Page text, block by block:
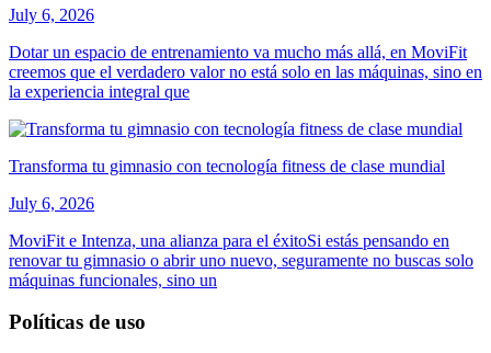
July 6, 2026
Dotar un espacio de entrenamiento va mucho más allá, en MoviFit
creemos que el verdadero valor no está solo en las máquinas, sino en
la experiencia integral que
Transforma tu gimnasio con tecnología fitness de clase mundial
July 6, 2026
MoviFit e Intenza, una alianza para el éxitoSi estás pensando en
renovar tu gimnasio o abrir uno nuevo, seguramente no buscas solo
máquinas funcionales, sino un
Políticas de uso